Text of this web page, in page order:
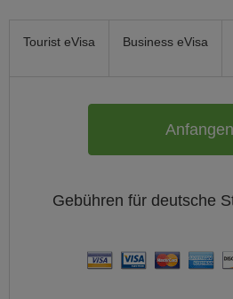
Tourist eVisa Business eVisa
Anfangen
Gebühren für deutsche